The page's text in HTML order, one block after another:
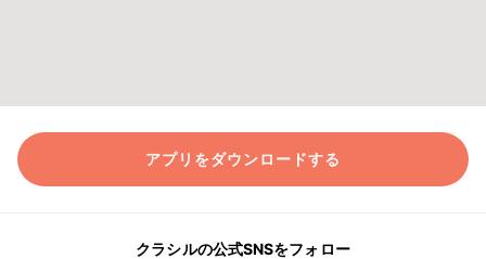
アプリをダウンロードする
クラシルの公式SNSをフォロー